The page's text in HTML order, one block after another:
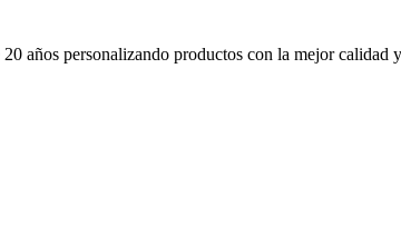
años personalizando productos con la mejor calidad